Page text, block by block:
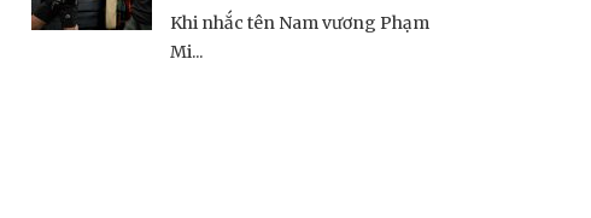
Khi nhắc tên Nam vương Phạm
Mi...